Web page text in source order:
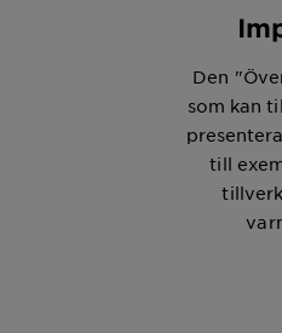
Den
som kan
till